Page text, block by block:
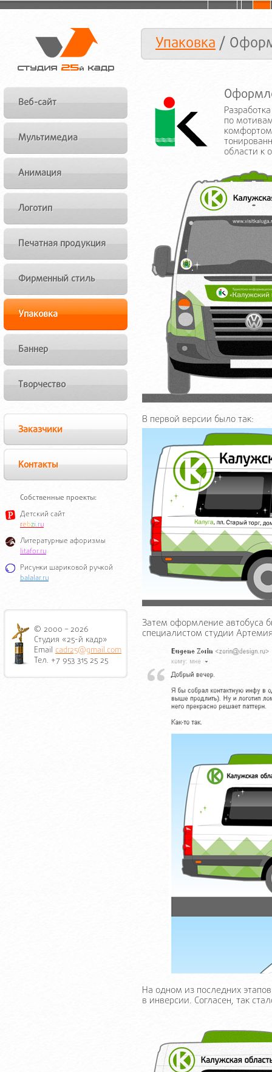
Упаковка/
Веб-сайт
Мультимедиа
Анимация
Логотип
Печатная продукция
Фирменный стиль
Упаковка
Баннер
Творчество
Заказчики
Контакты
Собственные проекты:
Детский сайт
rebzi.ru
Литературные афоризмы
litafor.ru
Рисунки шариковой ручкой
balalar.ru
© 2000 – 2026
Студия «25-й кадр»
Email cadr25@gmail.com
Тел. +7 953 315 25 25
по
области к
В первой версии было так:
Затем оформление автобуса
специалистом студии
На одном из последних
в инверсии. Согласен, так